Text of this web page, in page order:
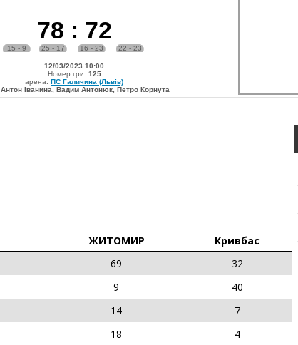
78 : 72
15 - 9 25 - 17 16 - 23 22 - 23
12/03/2023 10:00
Номер гри: 125
арена: ПС Галичина (Львів)
Антон Іванинa, Вадим Антонюк, Петро Корнута
ЖИТОМИР
Кривбас
69
32
9
40
14
7
18
4